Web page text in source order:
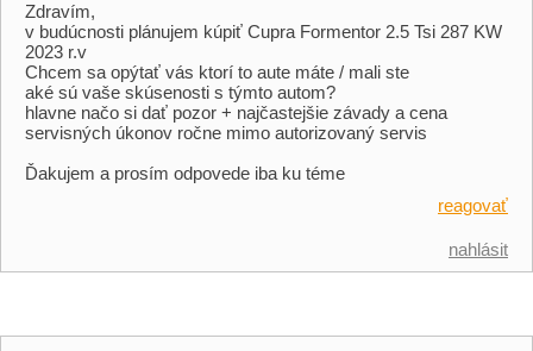
Zdravím,
v budúcnosti plánujem kúpiť Cupra Formentor 2.5 Tsi 287 KW
2023 r.v
Chcem sa opýtať vás ktorí to aute máte / mali ste
aké sú vaše skúsenosti s týmto autom?
hlavne načo si dať pozor + najčastejšie závady a cena
servisných úkonov ročne mimo autorizovaný servis
Ďakujem a prosím odpovede iba ku téme
reagovať
nahlásit